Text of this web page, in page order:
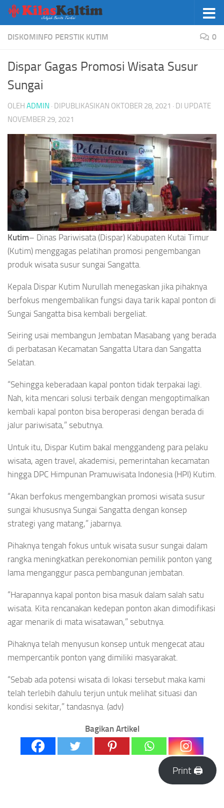
Skip to content
DISKOMINFO PERSTIK KUTIM 0
Dispar Gagas Promosi Wisata Susur
Sungai
OLEH ADMIN · DIPUBLIKASIKAN OKTOBER 28, 2021 · DI UPDATE
NOVEMBER 29, 2021
Kutim– Dinas Pariwisata (Dispar) Kabupaten Kutai Timur
(Kutim) menggagas pelatihan promosi pengembangan
produk wisata susur sungai Sangatta.
Kepala Dispar Kutim Nurullah menegaskan jika pihaknya
berfokus mengembalikan fungsi daya tarik kapal ponton di
Sungai Sangatta bisa kembali bergeliat.
Seiring usai membangun Jembatan Masabang yang berada
di perbatasan Kecamatan Sangatta Utara dan Sangatta
Selatan.
“Sehingga keberadaan kapal ponton tidak terpakai lagi.
Nah, kita mencari solusi terbaik dengan mengoptimalkan
kembali kapal ponton bisa beroperasi dengan berada di
jalur pariwisata,” sebutnya.
Untuk itu, Dispar Kutim bakal menggandeng para pelaku
wisata, agen travel, akademisi, pemerintahan kecamatan
hingga DPC Himpunan Pramuwisata Indonesia (HPI) Kutim.
“Akan berfokus mengembangkan promosi wisata susur
sungai khususnya Sungai Sangatta dengan konsep
strategi yang matang,” jabarnya.
Pihaknya tengah fokus untuk wisata susur sungai dalam
rangka meningkatkan perekonomian pemilik ponton yang
lama menganggur pasca pembangunan jembatan.
“Harapannya kapal ponton bisa masuk dalam salah satu
wisata. Kita rencanakan kedepan ponton akan dimodifikasi
agar menarik di mata wisatawan,” sebutnya.
Pihaknya telah menyusun konsep untuk mengecat atau
mempercantik ponton yang dimiliki masyarakat.
“Sebab ada potensi wisata di lokasi tersebut maka kami
telah terlebih dahulu terjun untuk melihat situasi dan
kondisi sekitar,” tandasnya. (adv)
Bagikan Artikel
Print 🖨